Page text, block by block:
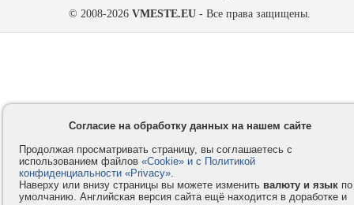
© 2008-2026 VMESTE.EU - Все права защищены.
Согласие на обработку данных на нашем сайте
Продолжая просматривать страницу, вы соглашаетесь с
использованием файлов «Cookie» и с Политикой
конфиденциальности «Privacy».
Наверху или внизу страницы вы можете изменить валюту и язык по
умолчанию. Английская версия сайта ещё находится в доработке и